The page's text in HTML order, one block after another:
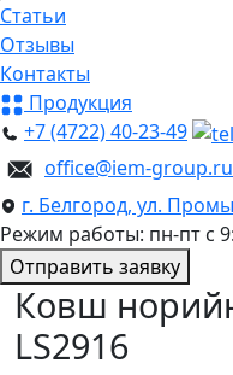
Статьи
Отзывы
Контакты
Продукция
+7 (4722) 40-23-49
office@iem-group.ru
г. Белгород, ул.
Режим работы: пн-пт с
Отправить заявку
Ковш
LS2916